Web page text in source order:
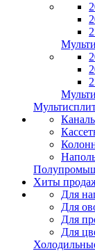
Хиты
Для
Для
Для
Для